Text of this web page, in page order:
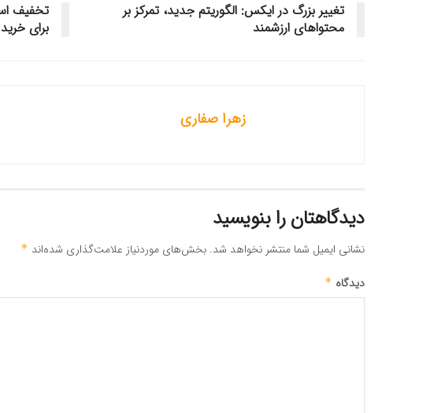
تغییر بزرگ در ایکس: الگوریتم جدید، تمرکز بر
محتواهای ارزشمند
برای خرید
زهرا صفاری
دیدگاهتان را بنویسید
نشانی ایمیل شما منتشر نخواهد شد. بخش‌های موردنیاز علامت‌گذاری شده‌اند *
دیدگاه *